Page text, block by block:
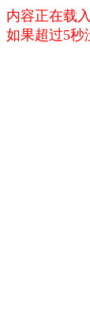
内容正在载
如果超过5秒